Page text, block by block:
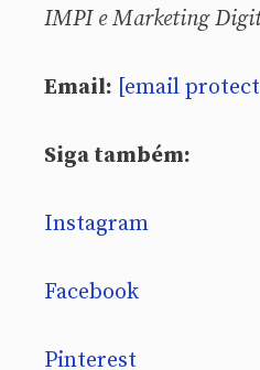
IMPI e Marketing
Email: [email
Siga também:
Instagram
Facebook
Pinterest